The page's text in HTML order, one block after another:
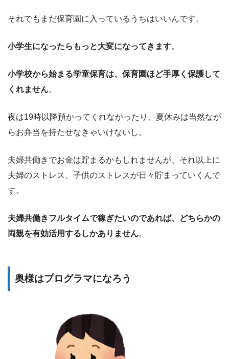
それでもまだ保育園に入っているうちはいいんです。
小学生になったらもっと大変になってきます。
小学校から始まる学童保育は、保育園ほど手厚く保護して
くれません。
夜は19時以降預かってくれなかったり、夏休みは当然なが
らお弁当を持たせなきゃいけないし。
夫婦共働きでお金は貯まるかもしれませんが、それ以上に
夫婦のストレス、子供のストレスが日々貯まっていくんで
す。
夫婦共働きフルタイムで稼ぎたいのであれば、どちらかの
両親を有効活用するしかありません。
奥様はプログラマになろう